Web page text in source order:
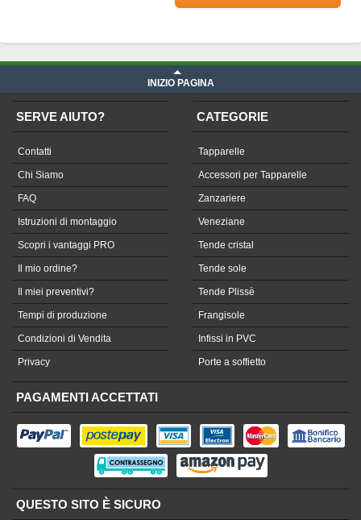
INIZIO PAGINA
SERVE AIUTO?
Contatti
Chi Siamo
FAQ
Istruzioni di montaggio
Scopri i vantaggi PRO
Il mio ordine?
Il miei preventivi?
Tempi di produzione
Condizioni di Vendita
Privacy
CATEGORIE
Tapparelle
Accessori per Tapparelle
Zanzariere
Veneziane
Tende cristal
Tende sole
Tende Plissè
Frangisole
Infissi in PVC
Porte a soffietto
PAGAMENTI ACCETTATI
QUESTO SITO È SICURO